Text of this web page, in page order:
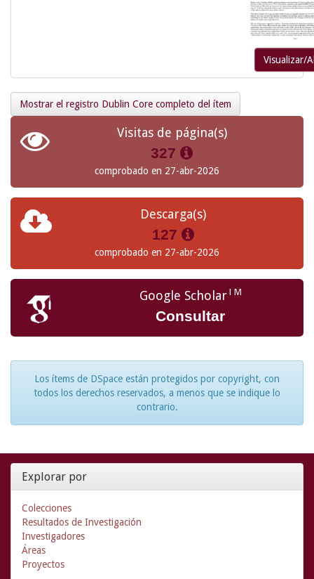
Visualizar/
Mostrar el registro Dublin Core completo del ítem
Visitas de página(s)
327
comprobado en 27-abr-2026
Descarga(s)
127
comprobado en 27-abr-2026
Google ScholarTM
Consultar
Los ítems de DSpace están protegidos por copyright, con
todos los derechos reservados, a menos que se indique lo
contrario.
Explorar por
Colecciones
Resultados de Investigación
Investigadores
Áreas
Proyectos